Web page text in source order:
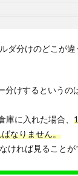
ダ分けのどこが違
分けするというの
に入れた場合、
なりません。
ければ見ること